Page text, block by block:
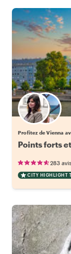
Profitez de Vienna
Points forts
283 avis
CITY HIGHLIGHT